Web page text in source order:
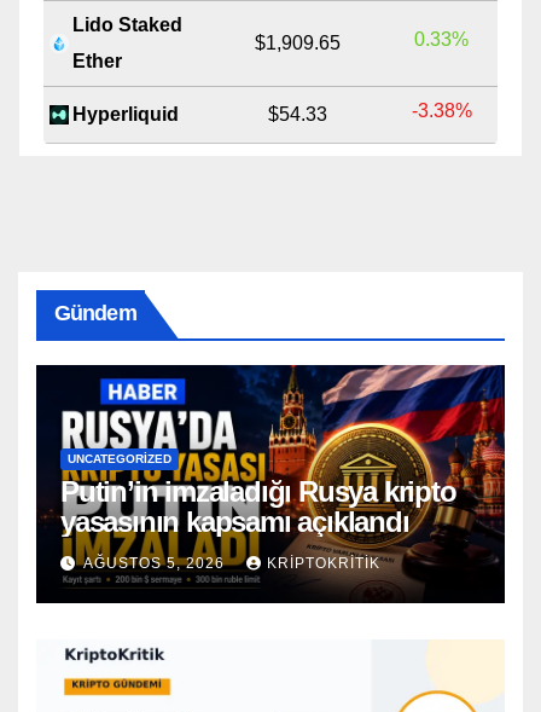
Lido Staked
Ether
$1,909.65 0.33%
Hyperliquid $54.33 -3.38%
Gündem
UNCATEGORIZED
Putin’in imzaladığı Rusya kripto
yasasının kapsamı açıklandı
AĞUSTOS 5, 2026 KRIPTOKRITIK